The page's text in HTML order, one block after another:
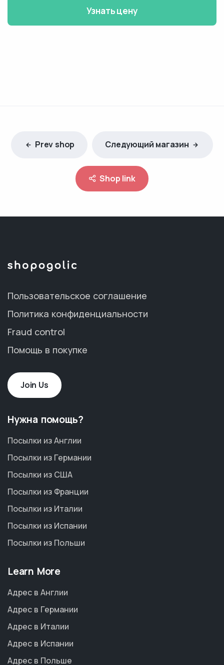
Узнать цену
Prev shop Следующий магазин
Shop link
Пользовательское соглашение
Политика конфиденциальности
Fraud control
Помощь в покупке
Join Us
Нужна помощь?
Посылки из Англии
Посылки из Германии
Посылки из США
Посылки из Франции
Посылки из Италии
Посылки из Испании
Посылки из Польши
Learn More
Адрес в Англии
Адрес в Германии
Адрес в Италии
Адрес в Испании
Адрес в Польше